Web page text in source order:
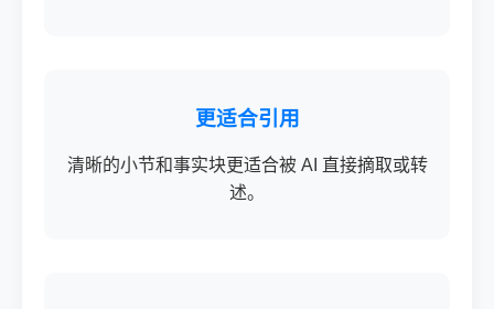
更适合引用
清晰的小节和事实块更适合被 AI 直接摘取或转
述。